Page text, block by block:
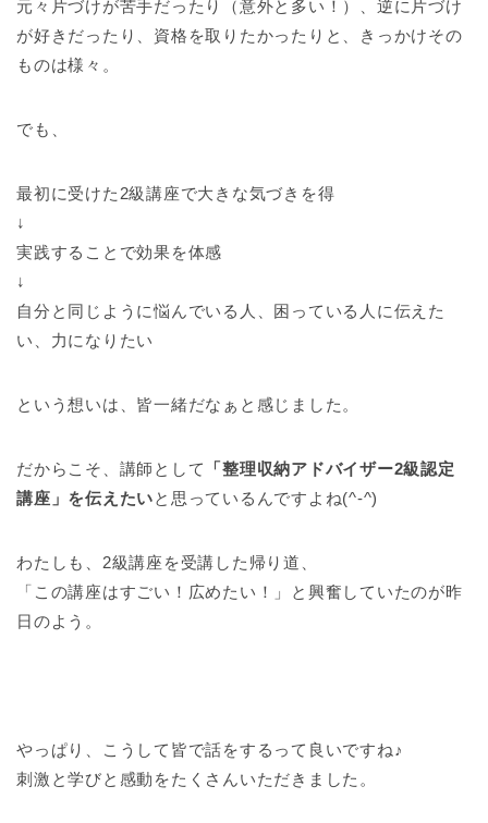
元々片づけが苦手だったり（意外と多い！）、逆に片づけ
が好きだったり、資格を取りたかったりと、きっかけその
ものは様々。
でも、
最初に受けた2級講座で大きな気づきを得
↓
実践することで効果を体感
↓
自分と同じように悩んでいる人、困っている人に伝えた
い、力になりたい
という想いは、皆一緒だなぁと感じました。
だからこそ、講師として
「整理収納アドバイザー2級認定
講座」を伝えたいと思っているんですよね(^-^)
わたしも、2級講座を受講した帰り道、
「この講座はすごい！広めたい！」と興奮していたのが昨
日のよう。
やっぱり、こうして皆で話をするって良いですね♪
刺激と学びと感動をたくさんいただきました。